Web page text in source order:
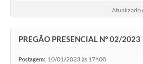
Atualizado
PREGÃO PRESENCIAL Nº 02/2023
Postagem: 10/01/2023 às 17h00